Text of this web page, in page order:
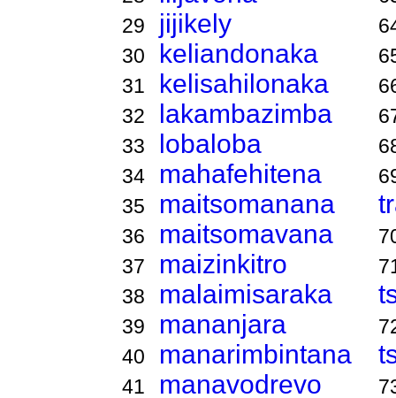
29 jijikely
30 keliandonaka
31 kelisahilonaka
32 lakambazimba
33 lobaloba
34 mahafehitena
35 maitsomanana
36 maitsomavana
37 maizinkitro
38 malaimisaraka
39 mananjara
40 manarimbintana
41 manavodrevo